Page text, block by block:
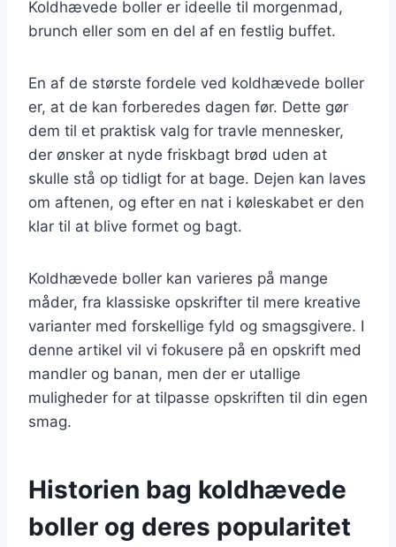
Koldhævede boller er ideelle til morgenmad,
brunch eller som en del af en festlig buffet.
En af de største fordele ved koldhævede boller
er, at de kan forberedes dagen før. Dette gør
dem til et praktisk valg for travle mennesker,
der ønsker at nyde friskbagt brød uden at
skulle stå op tidligt for at bage. Dejen kan laves
om aftenen, og efter en nat i køleskabet er den
klar til at blive formet og bagt.
Koldhævede boller kan varieres på mange
måder, fra klassiske opskrifter til mere kreative
varianter med forskellige fyld og smagsgivere. I
denne artikel vil vi fokusere på en opskrift med
mandler og banan, men der er utallige
muligheder for at tilpasse opskriften til din egen
smag.
Historien bag koldhævede
boller og deres popularitet